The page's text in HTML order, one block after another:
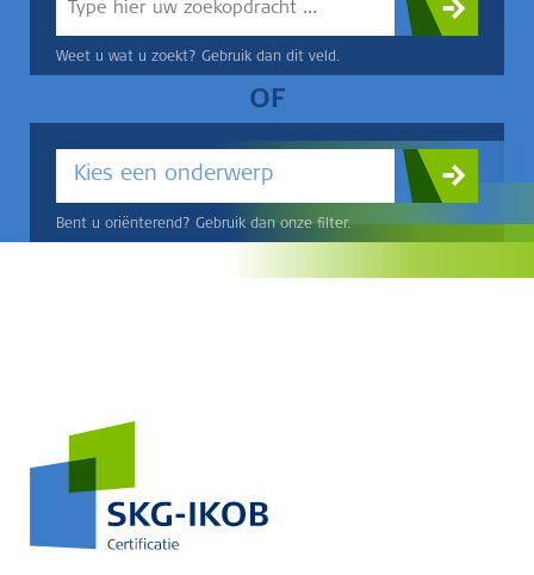
Weet u wat u zoekt? Gebruik dan dit veld.
OF
Kies een onderwerp
Bent u oriënterend? Gebruik dan onze filter.